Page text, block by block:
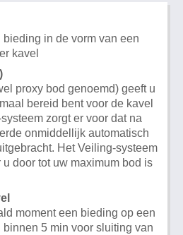
in de vorm van een
kavel
proxy bod genoemd) geeft u
bereid bent voor de kavel
zorgt er voor dat na
onmiddellijk automatisch
Het Veiling-systeem
door tot uw maximum bod is
moment een bieding op een
5 min voor sluiting van